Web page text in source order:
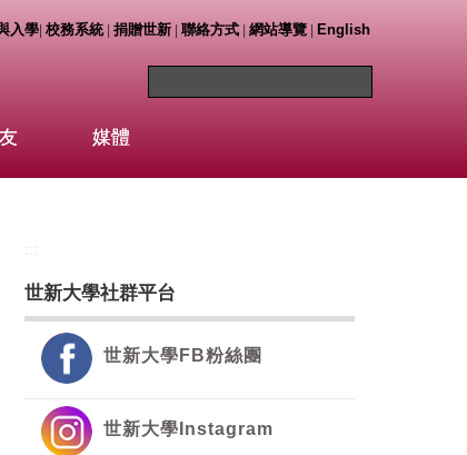
入學| 校務系統| 捐贈世新| 聯絡方式| 網站導覽| English
媒體
世新大學社群平台
世新大學FB粉絲團
世新大學Instagram